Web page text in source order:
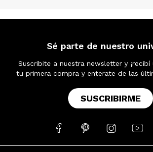
Sé parte de nuestro
Suscribite a nuestra newsletter y ¡recibí
tu primera compra y enterate de las
SUSCRIBIRME
   